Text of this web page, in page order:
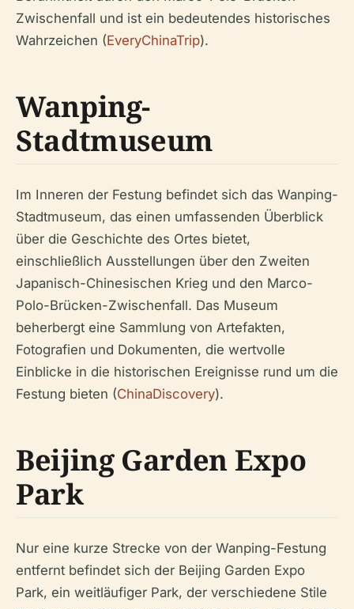
Zwischenfall und ist ein bedeutendes historisches
Wahrzeichen (EveryChinaTrip).
Wanping-
Stadtmuseum
Im Inneren der Festung befindet sich das Wanping-
Stadtmuseum, das einen umfassenden Überblick
über die Geschichte des Ortes bietet,
einschließlich Ausstellungen über den Zweiten
Japanisch-Chinesischen Krieg und den Marco-
Polo-Brücken-Zwischenfall. Das Museum
beherbergt eine Sammlung von Artefakten,
Fotografien und Dokumenten, die wertvolle
Einblicke in die historischen Ereignisse rund um die
Festung bieten (ChinaDiscovery).
Beijing Garden Expo
Park
Nur eine kurze Strecke von der Wanping-Festung
entfernt befindet sich der Beijing Garden Expo
Park, ein weitläufiger Park, der verschiedene Stile